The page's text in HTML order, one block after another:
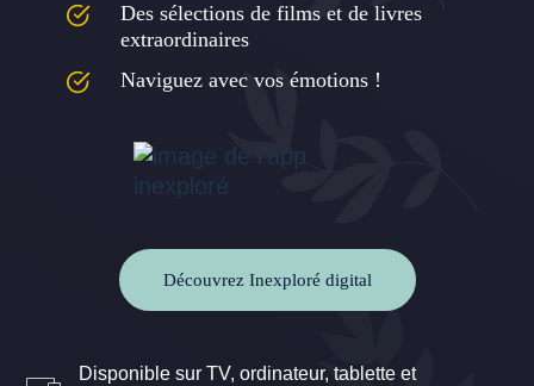
Des sélections de films et de livres
extraordinaires
Naviguez avec vos émotions !
Découvrez Inexploré digital
Disponible sur TV, ordinateur, tablette et